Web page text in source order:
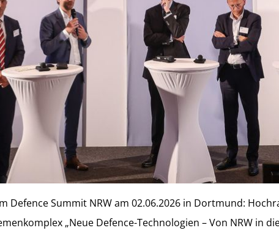
Defence Summit NRW am 02.06.2026 in Dortmund:
„Neue Defence-Technologien – Von NRW in